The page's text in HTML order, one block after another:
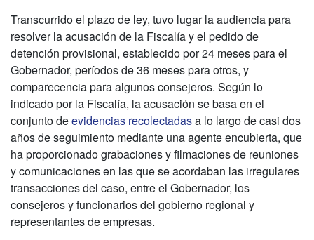
Transcurrido el plazo de ley, tuvo lugar la audiencia para
resolver la acusación de la Fiscalía y el pedido de
detención provisional, establecido por 24 meses para el
Gobernador, períodos de 36 meses para otros, y
comparecencia para algunos consejeros. Según lo
indicado por la Fiscalía, la acusación se basa en el
conjunto deevidencias recolectadasa lo largo de casi dos
años de seguimiento mediante una agente encubierta, que
ha proporcionado grabaciones y filmaciones de reuniones
y comunicaciones en las que se acordaban las irregulares
transacciones del caso, entre el Gobernador, los
consejeros y funcionarios del gobierno regional y
representantes de empresas.